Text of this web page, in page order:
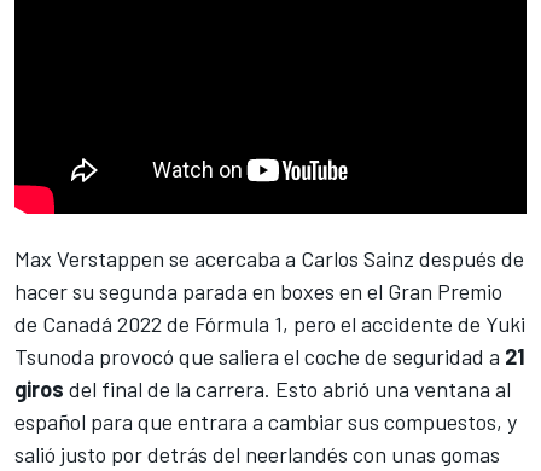
Max Verstappen se acercaba a Carlos Sainz después de
hacer su segunda parada en boxes en el Gran Premio
de Canadá 2022 de Fórmula 1, pero el accidente de Yuki
Tsunoda provocó que saliera el coche de seguridad a 21
giros del final de la carrera. Esto abrió una ventana al
español para que entrara a cambiar sus compuestos, y
salió justo por detrás del neerlandés con unas gomas